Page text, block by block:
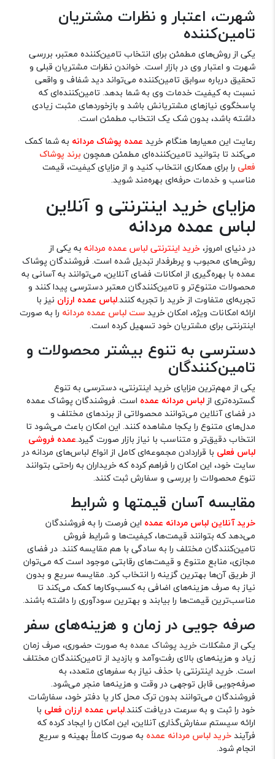
شهرت، اعتبار و نظرات مشتریان
تامین‌کننده
یکی از روش‌های مطمئن برای انتخاب تامین‌کننده معتبر، بررسی
شهرت و اعتبار وی در بازار است. خواندن نظرات مشتریان قبلی و
تحقیق درباره سوابق تامین‌کننده می‌تواند دید شفاف و واقعی
نسبت به کیفیت خدمات وی به شما بدهد. تامین‌کننده‌ای که
پاسخگوی نیازهای مشتریانش باشد و بازخوردهای مثبت زیادی
داشته باشد، بدون شک یک انتخاب مطمئن است.
رعایت این معیارها هنگام خرید عمده پوشاک مردانه به شما کمک
می‌کند تا بتوانید تامین‌کننده‌ای مطمئن همچون برند پوشاک
فعلی را برای همکاری انتخاب کنید و از مزایای کیفیت، قیمت
مناسب و خدمات حرفه‌ای بهره‌مند شوید.
مزایای خرید اینترنتی و آنلاین
لباس عمده مردانه
در دنیای امروز،خرید اینترنتی لباس عمده مردانه به یکی از
روش‌های محبوب و پرطرفدار تبدیل شده است. فروشندگان پوشاک
عمده با بهره‌گیری از امکانات فضای آنلاین، می‌توانند به آسانی به
محصولات متنوع‌تر و تامین‌کنندگان معتبر دسترسی پیدا کنند و
تجربه‌ای متفاوت از خرید را تجربه کنند.لباس عمده ارزان نیز با
ارائه امکانات ویژه، امکان خریدست لباس عمده مردانه را به صورت
اینترنتی برای مشتریان خود تسهیل کرده است.
دسترسی به تنوع بیشتر محصولات و
تامین‌کنندگان
یکی از مهم‌ترین مزایای خرید اینترنتی، دسترسی به تنوع
گسترده‌تری از لباس‌ مردانه عمده است. فروشندگان پوشاک عمده
در فضای آنلاین می‌توانند محصولاتی از برندهای مختلف و
مدل‌های متنوع را یکجا مشاهده کنند. این امکان باعث می‌شود تا
انتخاب دقیق‌تر و متناسب با نیاز بازار صورت گیرد.عمده فروشی
لباس فعلی با قراردادن مجموعه‌ای کامل از انواع لباس‌های مردانه در
سایت خود، این امکان را فراهم کرده که خریداران به راحتی بتوانند
تنوع محصولات را بررسی و سفارش ثبت کنند.
مقایسه آسان قیمتها و شرایط
خرید آنلاین لباس مردانه عمده این فرصت را به فروشندگان
می‌دهد که بتوانند قیمت‌ها، کیفیت‌ها و شرایط فروش
تامین‌کنندگان مختلف را به سادگی با هم مقایسه کنند. در فضای
مجازی، منابع متنوع و قیمت‌های رقابتی موجود است که می‌توان
از طریق آن‌ها بهترین گزینه را انتخاب کرد. مقایسه سریع و بدون
نیاز به صرف هزینه‌های اضافی به کسب‌وکارها کمک می‌کند تا
مناسب‌ترین قیمت‌ها را بیابند و بهترین سودآوری را داشته باشند.
صرفه جویی در زمان و هزینه‌های سفر
یکی از مشکلاتخرید پوشاک عمده به صورت حضوری، صرف زمان
زیاد و هزینه‌های بالای رفت‌وآمد و بازدید از تامین‌کنندگان مختلف
است. خرید اینترنتی با حذف نیاز به سفرهای متعدد، به
صرفه‌جویی قابل توجهی در وقت و هزینه‌ها منجر می‌شود.
فروشندگان می‌توانند بدون ترک محل کار یا دفتر خود، سفارشات
خود را ثبت و به سرعت دریافت کنند.لباس عمده ارزان فعلی با
ارائه سیستم سفارش‌گذاری آنلاین، این امکان را ایجاد کرده که
فرآیندخرید لباس مردانه عمده به صورت کاملاً بهینه و سریع
انجام شود.